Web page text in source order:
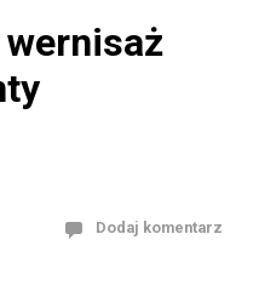
wernisaż
Dodaj komentarz